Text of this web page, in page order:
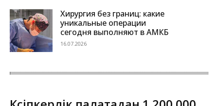
Хирургия без границ: какие
уникальные операции
сегодня выполняют в АМКБ
16.07.2026